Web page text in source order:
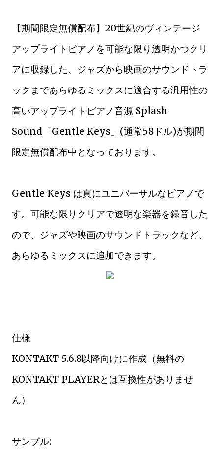
【期間限定無償配布】20世紀のヴィンテージ
アップライトピアノを可能な限り透明かつクリ
アに収録した、ジャズから映画のサウンドトラ
ックまであらゆるミックスに適合する汎用性の
高いアップライトピアノ音源 Splash
Sound「Gentle Keys」(通常58ドル)が期間
限定無償配布中となっております。
Gentle Keys は真にユニバーサルなピアノで
す。可能な限りクリアで透明な楽器を録音した
ので、ジャズや映画のサウンドトラックなど、
あらゆるミックスに追加できます。
仕様
KONTAKT 5.6.8以降向けに作成（無料の
KONTAKT PLAYERとは互換性がありませ
ん）
サンプル: